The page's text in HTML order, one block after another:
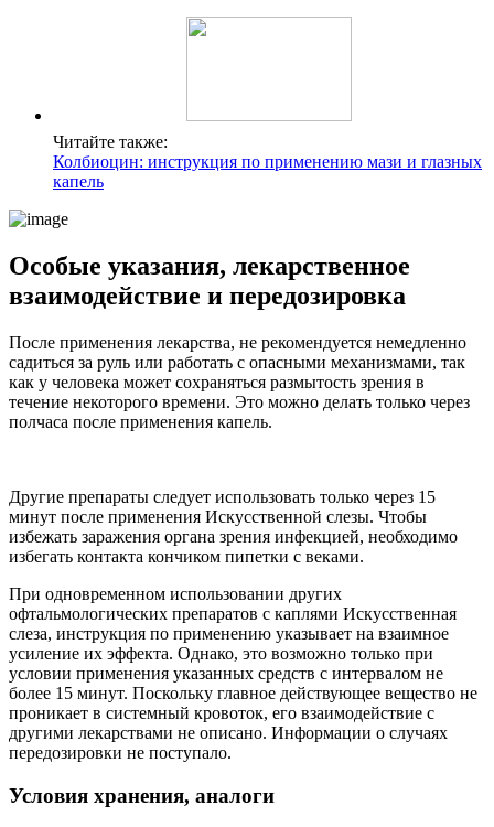
Читайте также:
Колбиоцин: инструкция по применению мази и глазных
капель
Особые указания, лекарственное
взаимодействие и передозировка
После применения лекарства, не рекомендуется немедленно
садиться за руль или работать с опасными механизмами, так
как у человека может сохраняться размытость зрения в
течение некоторого времени. Это можно делать только через
полчаса после применения капель.
Другие препараты следует использовать только через 15
минут после применения Искусственной слезы. Чтобы
избежать заражения органа зрения инфекцией, необходимо
избегать контакта кончиком пипетки с веками.
При одновременном использовании других
офтальмологических препаратов с каплями Искусственная
слеза, инструкция по применению указывает на взаимное
усиление их эффекта. Однако, это возможно только при
условии применения указанных средств с интервалом не
более 15 минут. Поскольку главное действующее вещество не
проникает в системный кровоток, его взаимодействие с
другими лекарствами не описано. Информации о случаях
передозировки не поступало.
Условия хранения, аналоги